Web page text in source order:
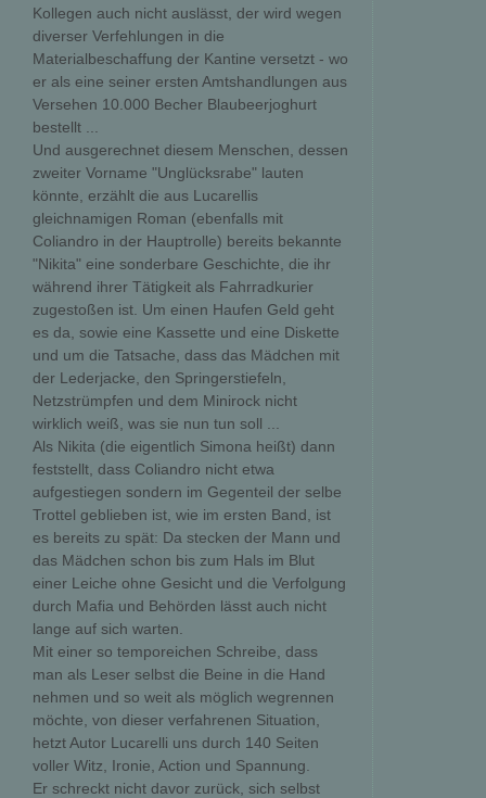
Kollegen auch nicht auslässt, der wird wegen
diverser Verfehlungen in die
Materialbeschaffung der Kantine versetzt - wo
er als eine seiner ersten Amtshandlungen aus
Versehen 10.000 Becher Blaubeerjoghurt
bestellt ...
Und ausgerechnet diesem Menschen, dessen
zweiter Vorname "Unglücksrabe" lauten
könnte, erzählt die aus Lucarellis
gleichnamigen Roman (ebenfalls mit
Coliandro in der Hauptrolle) bereits bekannte
"Nikita" eine sonderbare Geschichte, die ihr
während ihrer Tätigkeit als Fahrradkurier
zugestoßen ist. Um einen Haufen Geld geht
es da, sowie eine Kassette und eine Diskette
und um die Tatsache, dass das Mädchen mit
der Lederjacke, den Springerstiefeln,
Netzstrümpfen und dem Minirock nicht
wirklich weiß, was sie nun tun soll ...
Als Nikita (die eigentlich Simona heißt) dann
feststellt, dass Coliandro nicht etwa
aufgestiegen sondern im Gegenteil der selbe
Trottel geblieben ist, wie im ersten Band, ist
es bereits zu spät: Da stecken der Mann und
das Mädchen schon bis zum Hals im Blut
einer Leiche ohne Gesicht und die Verfolgung
durch Mafia und Behörden lässt auch nicht
lange auf sich warten.
Mit einer so temporeichen Schreibe, dass
man als Leser selbst die Beine in die Hand
nehmen und so weit als möglich wegrennen
möchte, von dieser verfahrenen Situation,
hetzt Autor Lucarelli uns durch 140 Seiten
voller Witz, Ironie, Action und Spannung.
Er schreckt nicht davor zurück, sich selbst